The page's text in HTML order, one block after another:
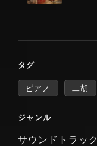
タグ
ピアノ 二胡
ジャンル
サウンドトラック